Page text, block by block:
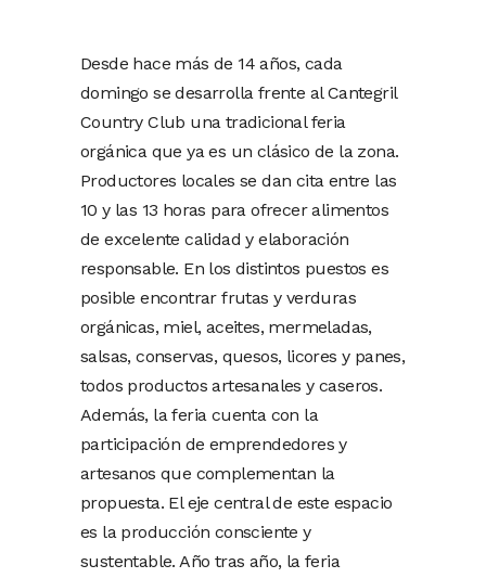
Desde hace más de 14 años, cada
domingo se desarrolla frente al Cantegril
Country Club una tradicional feria
orgánica que ya es un clásico de la zona.
Productores locales se dan cita entre las
10 y las 13 horas para ofrecer alimentos
de excelente calidad y elaboración
responsable. En los distintos puestos es
posible encontrar frutas y verduras
orgánicas, miel, aceites, mermeladas,
salsas, conservas, quesos, licores y panes,
todos productos artesanales y caseros.
Además, la feria cuenta con la
participación de emprendedores y
artesanos que complementan la
propuesta. El eje central de este espacio
es la producción consciente y
sustentable. Año tras año, la feria